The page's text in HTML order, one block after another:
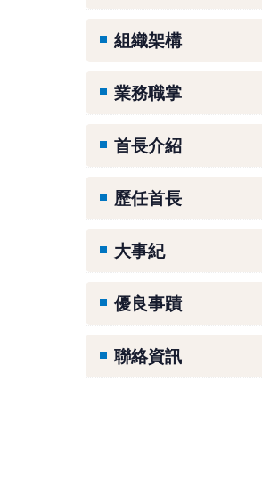
組織架構
業務職掌
首長介紹
歷任首長
大事紀
優良事蹟
聯絡資訊